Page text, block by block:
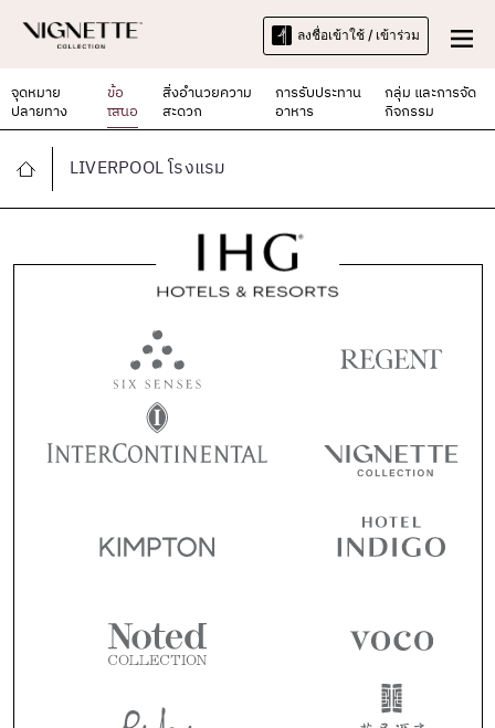
ลงชื่อเข้าใช้ / เข้าร่วม
จุดหมาย
ปลายทาง
ข้อ
เสนอ
สิ่งอำนวยความ
สะดวก
การรับประทาน
อาหาร
กลุ่ม และการจัด
กิจกรรม
LIVERPOOL โรงแรม